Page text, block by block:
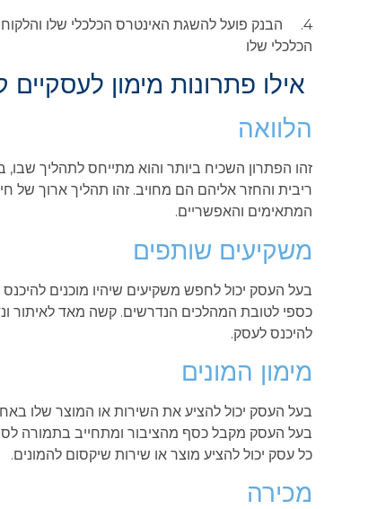
4. הבנק פועל להשגת האינטרס הכלכלי שלו
הכלכלי שלו
אילו פתרונות מימון לעסקיים
הלוואה
זהו הפתרון השכיח ביותר והוא מתייחס לתהליך
ריבית והחזר אליהם הם מחויב. זהו תהליך ארוך
המתאימים והאפשריים.
משקיעים שותפים
בעל העסק יכול לחפש משקיעים שיהיו מוכנים
כספי לטובת המהלכים הנדרשים. קשה מאד לאיתור
להיכנס לעסק.
מימון המונים
בעל העסק יכול להציע את השירות או המוצר שלו
בעל העסק מקבל כסף מהציבור ומתחייב בתמורה
כל עסק יכול להציע מוצר או שירות שיקסום להמונים.
מכירה